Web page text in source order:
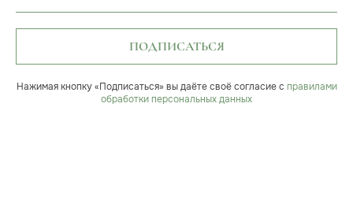
ПОДПИСАТЬСЯ
Нажимая кнопку «Подписаться» вы даёте своё согласие с правилами
обработки персональных данных